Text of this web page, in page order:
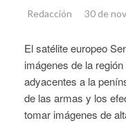
Redacción 30 de
El satélite europeo
imágenes de la
adyacentes a la
de las armas y los
tomar imágenes de